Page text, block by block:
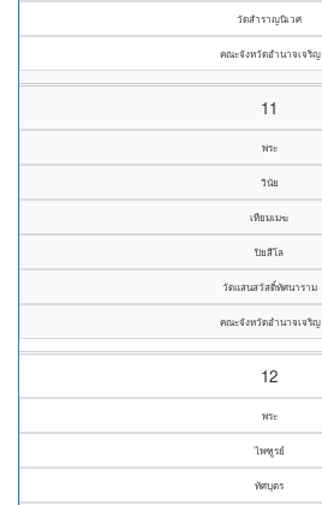
วัดสำราญนิเวศ
คณะจังหวัดอำนาจเจริญ
11
พระ
วินัย
เทียมเมฆ
ปิยสีโล
วัดแสนสวัสดิ์ทัศนาราม
คณะจังหวัดอำนาจเจริญ
12
พระ
ไพฑูรย์
ทัศบุตร